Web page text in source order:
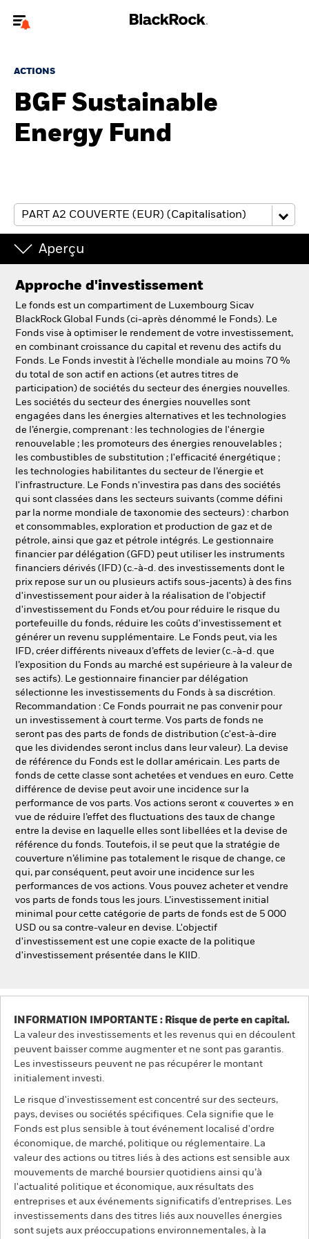
Pour accéder directement à un autre site BlackRock, veuillez mettre à
A propos de BlackRock
Investisseurs particuliers
Change location
FR
BlackRock
iShares
Aladdin
Notre société
ACTIONS
BGF Sustainable
Energy Fund
Aperçu
Approche d'investissement
Le fonds est un compartiment de Luxembourg Sicav
BlackRock Global Funds (ci-après dénommé le Fonds). Le
Fonds vise à optimiser le rendement de votre investissement,
en combinant croissance du capital et revenu des actifs du
Fonds. Le Fonds investit à l’échelle mondiale au moins 70 %
du total de son actif en actions (et autres titres de
participation) de sociétés du secteur des énergies nouvelles.
Les sociétés du secteur des énergies nouvelles sont
engagées dans les énergies alternatives et les technologies
de l’énergie, comprenant : les technologies de l'énergie
renouvelable ; les promoteurs des énergies renouvelables ;
les combustibles de substitution ; l'efficacité énergétique ;
les technologies habilitantes du secteur de l’énergie et
l'infrastructure. Le Fonds n'investira pas dans des sociétés
qui sont classées dans les secteurs suivants (comme défini
par la norme mondiale de taxonomie des secteurs) : charbon
et consommables, exploration et production de gaz et de
pétrole, ainsi que gaz et pétrole intégrés. Le gestionnaire
financier par délégation (GFD) peut utiliser les instruments
financiers dérivés (IFD) (c.-à-d. des investissements dont le
prix repose sur un ou plusieurs actifs sous-jacents) à des fins
d'investissement pour aider à la réalisation de l'objectif
d'investissement du Fonds et/ou pour réduire le risque du
portefeuille du fonds, réduire les coûts d'investissement et
générer un revenu supplémentaire. Le Fonds peut, via les
IFD, créer différents niveaux d’effets de levier (c.-à-d. que
l’exposition du Fonds au marché est supérieure à la valeur de
ses actifs). Le gestionnaire financier par délégation
sélectionne les investissements du Fonds à sa discrétion.
Recommandation : Ce Fonds pourrait ne pas convenir pour
un investissement à court terme. Vos parts de fonds ne
seront pas des parts de fonds de distribution (c'est-à-dire
que les dividendes seront inclus dans leur valeur). La devise
de référence du Fonds est le dollar américain. Les parts de
fonds de cette classe sont achetées et vendues en euro. Cette
différence de devise peut avoir une incidence sur la
performance de vos parts. Vos actions seront « couvertes » en
vue de réduire l’effet des fluctuations des taux de change
entre la devise en laquelle elles sont libellées et la devise de
référence du fonds. Toutefois, il se peut que la stratégie de
couverture n’élimine pas totalement le risque de change, ce
qui, par conséquent, peut avoir une incidence sur les
performances de vos actions. Vous pouvez acheter et vendre
vos parts de fonds tous les jours. L’investissement initial
minimal pour cette catégorie de parts de fonds est de 5 000
USD ou sa contre-valeur en devise. L'objectif
d'investissement est une copie exacte de la politique
d'investissement présentée dans le KIID.
INFORMATION IMPORTANTE : Risque de perte en capital.
La valeur des investissements et les revenus qui en découlent
peuvent baisser comme augmenter et ne sont pas garantis.
Les investisseurs peuvent ne pas récupérer le montant
initialement investi.
Le risque d'investissement est concentré sur des secteurs,
pays, devises ou sociétés spécifiques. Cela signifie que le
Fonds est plus sensible à tout événement localisé d'ordre
économique, de marché, politique ou réglementaire. La
valeur des actions ou titres liés à des actions est sensible aux
mouvements de marché boursier quotidiens ainsi qu’à
l'actualité politique et économique, aux résultats des
entreprises et aux événements significatifs d’entreprises. Les
investissements dans des titres liés aux nouvelles énergies
sont sujets aux préoccupations environnementales, à la